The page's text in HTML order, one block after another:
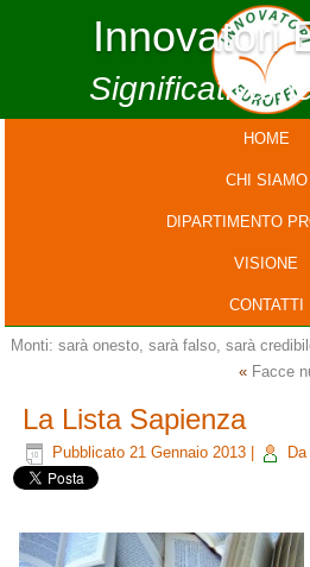
Innovatori
HOME
CHI SIAMO
DIPARTIMENTO
VISIONE
CONTATTI
Monti: sarà onesto, sarà falso, sarà
« Facce
La Lista Sapienza
Pubblicato 21 Gennaio 2013 Da